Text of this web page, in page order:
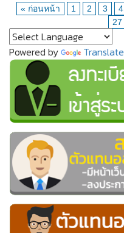
« ก่อนหน้า 1 2 3 4
27
Powered by Translate